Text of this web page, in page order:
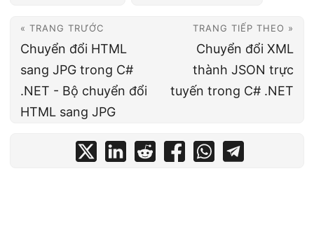
« TRANG TRƯỚC
Chuyển đổi HTML
sang JPG trong C#
.NET - Bộ chuyển đổi
HTML sang JPG
TRANG TIẾP THEO »
Chuyển đổi XML
thành JSON trực
tuyến trong C# .NET